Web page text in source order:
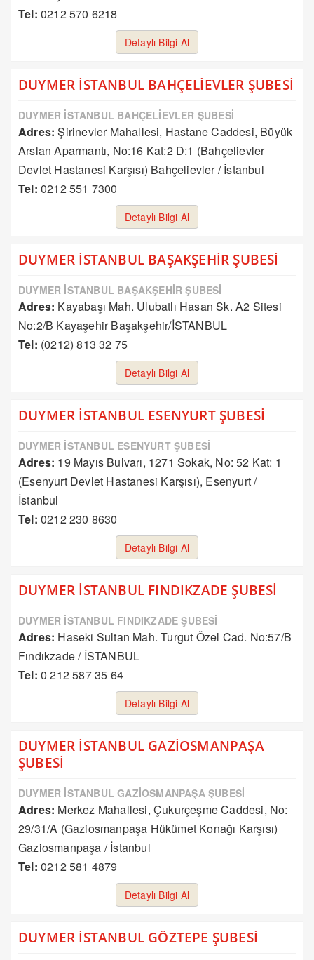
Tel: 0212 570 6218
Detaylı Bilgi Al
DUYMER İSTANBUL BAHÇELİEVLER ŞUBESİ
DUYMER İSTANBUL BAHÇELİEVLER ŞUBESİ
Adres: Şirinevler Mahallesi, Hastane Caddesi, Büyük
Arslan Aparmantı, No:16 Kat:2 D:1 (Bahçelievler
Devlet Hastanesi Karşısı) Bahçelievler / İstanbul
Tel: 0212 551 7300
Detaylı Bilgi Al
DUYMER İSTANBUL BAŞAKŞEHİR ŞUBESİ
DUYMER İSTANBUL BAŞAKŞEHİR ŞUBESİ
Adres: Kayabaşı Mah. Ulubatlı Hasan Sk. A2 Sitesi
No:2/B Kayaşehir Başakşehir/İSTANBUL
Tel: (0212) 813 32 75
Detaylı Bilgi Al
DUYMER İSTANBUL ESENYURT ŞUBESİ
DUYMER İSTANBUL ESENYURT ŞUBESİ
Adres: 19 Mayıs Bulvarı, 1271 Sokak, No: 52 Kat: 1
(Esenyurt Devlet Hastanesi Karşısı), Esenyurt /
İstanbul
Tel: 0212 230 8630
Detaylı Bilgi Al
DUYMER İSTANBUL FINDIKZADE ŞUBESİ
DUYMER İSTANBUL FINDIKZADE ŞUBESİ
Adres: Haseki Sultan Mah. Turgut Özel Cad. No:57/B
Fındıkzade / İSTANBUL
Tel: 0 212 587 35 64
Detaylı Bilgi Al
DUYMER İSTANBUL GAZİOSMANPAŞA
ŞUBESİ
DUYMER İSTANBUL GAZİOSMANPAŞA ŞUBESİ
Adres: Merkez Mahallesi, Çukurçeşme Caddesi, No:
29/31/A (Gaziosmanpaşa Hükümet Konağı Karşısı)
Gaziosmanpaşa / İstanbul
Tel: 0212 581 4879
Detaylı Bilgi Al
DUYMER İSTANBUL GÖZTEPE ŞUBESİ